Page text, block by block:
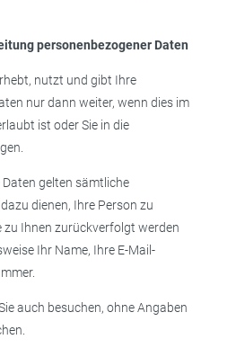
personenbezogener Daten
nutzt und gibt Ihre
nur dann weiter, wenn dies im
ist oder Sie in die
gelten sämtliche
dienen, Ihre Person zu
zu Ihnen zurückverfolgt werden
Ihr Name, Ihre E-Mail-
auch besuchen, ohne Angaben